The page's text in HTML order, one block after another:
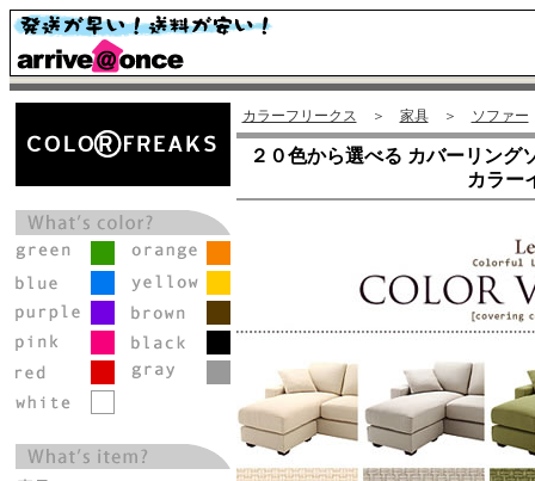
カラーフリークス ＞ 家具＞ ソファー
２０色から選べる カバーリング
カラー